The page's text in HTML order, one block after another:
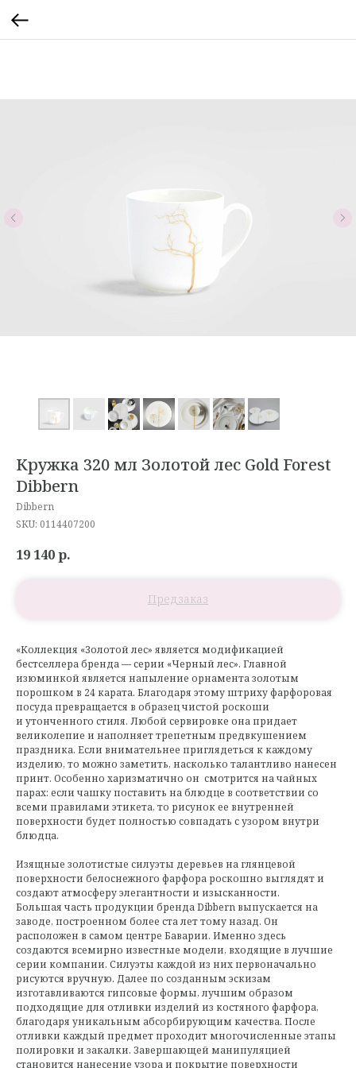
Кружка 320 мл Золотой лес Gold Forest
Dibbern
Dibbern
SKU: 0114407200
19 140р.
«Коллекция «Золотой лес» является модификацией
бестселлера бренда — серии «Черный лес». Главной
изюминкой является напыление орнамента золотым
порошком в 24 карата. Благодаря этому штриху фарфоровая
посуда превращается в образец чистой роскоши
и утонченного стиля. Любой сервировке она придает
великолепие и наполняет трепетным предвкушением
праздника. Если внимательнее приглядеться к каждому
изделию, то можно заметить, насколько талантливо нанесен
принт. Особенно харизматично он смотрится на чайных
парах: если чашку поставить на блюдце в соответствии со
всеми правилами этикета, то рисунок ее внутренней
поверхности будет полностью совпадать с узором внутри
блюдца.
Изящные золотистые силуэты деревьев на глянцевой
поверхности белоснежного фарфора роскошно выглядят и
создают атмосферу элегантности и изысканности.
Большая часть продукции бренда Dibbern выпускается на
заводе, построенном более ста лет тому назад. Он
расположен в самом центре Баварии. Именно здесь
создаются всемирно известные модели, входящие в лучшие
серии компании. Силуэты каждой из них первоначально
рисуются вручную. Далее по созданным эскизам
изготавливаются гипсовые формы, лучшим образом
подходящие для отливки изделий из костяного фарфора,
благодаря уникальным абсорбирующим качества. После
отливки каждый предмет проходит многочисленные этапы
полировки и закалки. Завершающей манипуляцией
становится нанесение узора и покрытие поверхности